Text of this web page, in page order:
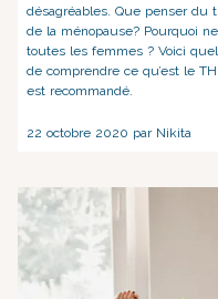
désagréables. Que penser du
de la ménopause? Pourquoi
toutes les femmes ? Voici
de comprendre ce qu’est le
est recommandé.
22 octobre 2020 par Nikita